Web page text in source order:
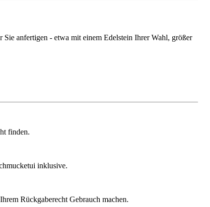
anfertigen - etwa mit einem Edelstein Ihrer Wahl, größer
finden.
inklusive.
Rückgaberecht Gebrauch machen.